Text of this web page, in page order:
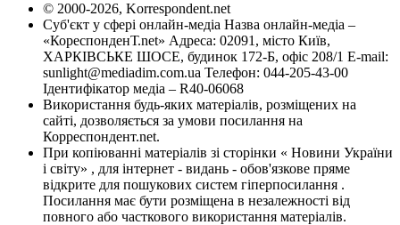
© 2000-2026, Korrespondent.net
Суб'єкт у сфері онлайн-медіа Назва онлайн-медіа –
«КореспонденТ.net» Адреса: 02091, місто Київ,
ХАРКІВСЬКЕ ШОСЕ, будинок 172-Б, офіс 208/1 E-mail:
sunlight@mediadim.com.ua Телефон: 044-205-43-00
Ідентифікатор медіа – R40-06068
Використання будь-яких матеріалів, розміщених на
сайті, дозволяється за умови посилання на
Корреспондент.net.
При копіюванні матеріалів зі сторінки « Новини України
і світу» , для інтернет - видань - обов'язкове пряме
відкрите для пошукових систем гіперпосилання .
Посилання має бути розміщена в незалежності від
повного або часткового використання матеріалів.